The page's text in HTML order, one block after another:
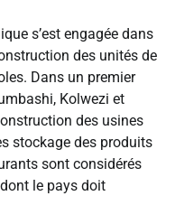
s’est engagée dans
des unités de
Dans un premier
Kolwezi et
des usines
stockage des produits
sont considérés
le pays doit